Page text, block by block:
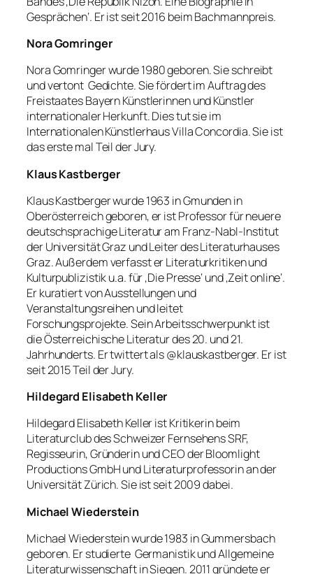
Gesprächen‘. Er ist seit 2016 beim Bachmannpreis.
Nora Gomringer
Nora Gomringer wurde 1980 geboren. Sie schreibt
und vertont Gedichte. Sie fördert im Auftrag des
Freistaates Bayern Künstlerinnen und Künstler
internationaler Herkunft. Dies tut sie im
Internationalen Künstlerhaus Villa Concordia. Sie ist
das erste mal Teil der Jury.
Klaus Kastberger
Klaus Kastberger wurde 1963 in Gmunden in
Oberösterreich geboren, er ist Professor für neuere
deutschsprachige Literatur am Franz-Nabl-Institut
der Universität Graz und Leiter des Literaturhauses
Graz. Außerdem verfasst er Literaturkritiken und
Kulturpublizistik u.a. für ‚Die Presse‘ und ‚Zeit online‘.
Er kuratiert von Ausstellungen und
Veranstaltungsreihen und leitet
Forschungsprojekte. Sein Arbeitsschwerpunkt ist
die Österreichische Literatur des 20. und 21.
Jahrhunderts. Er twittert als @klauskastberger. Er ist
seit 2015 Teil der Jury.
Hildegard Elisabeth Keller
Hildegard Elisabeth Keller ist Kritikerin beim
Literaturclub des Schweizer Fernsehens SRF,
Regisseurin, Gründerin und CEO der Bloomlight
Productions GmbH und Literaturprofessorin an der
Universität Zürich. Sie ist seit 2009 dabei.
Michael Wiederstein
Michael Wiederstein wurde 1983 in Gummersbach
geboren. Er studierte Germanistik und Allgemeine
Literaturwissenschaft in Siegen. 2011 gründete er